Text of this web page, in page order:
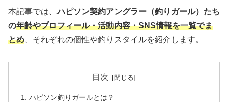
本記事では、ハピソン契約アングラー（釣りガール）たち
の年齢やプロフィール・活動内容・SNS情報を一覧でま
とめ 、それぞれの個性や釣りスタイルを紹介します。
目次
ハピソン釣りガールとは？